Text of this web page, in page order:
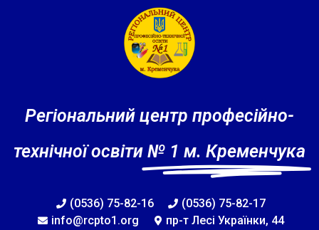
Регіональний центр професійно-
технічної освіти № 1 м. Кременчука
(0536) 75-82-16
(0536) 75-82-17
info@rcpto1.org
пр-т Лесі Українки, 44